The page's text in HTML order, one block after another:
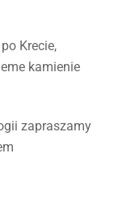
Krecie,
kamienie
zapraszamy